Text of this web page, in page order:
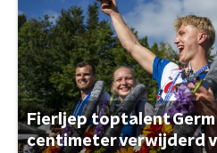
Fierljep toptalent
centimeter verwijderd